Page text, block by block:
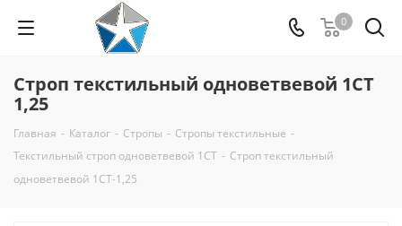
0
Строп текстильный одноветвевой 1СТ
1,25
Главная - Каталог - Стропы - Стропы текстильные -
Текстильный строп одноветвевой 1СТ - Строп текстильный
одноветвевой 1СТ-1,25